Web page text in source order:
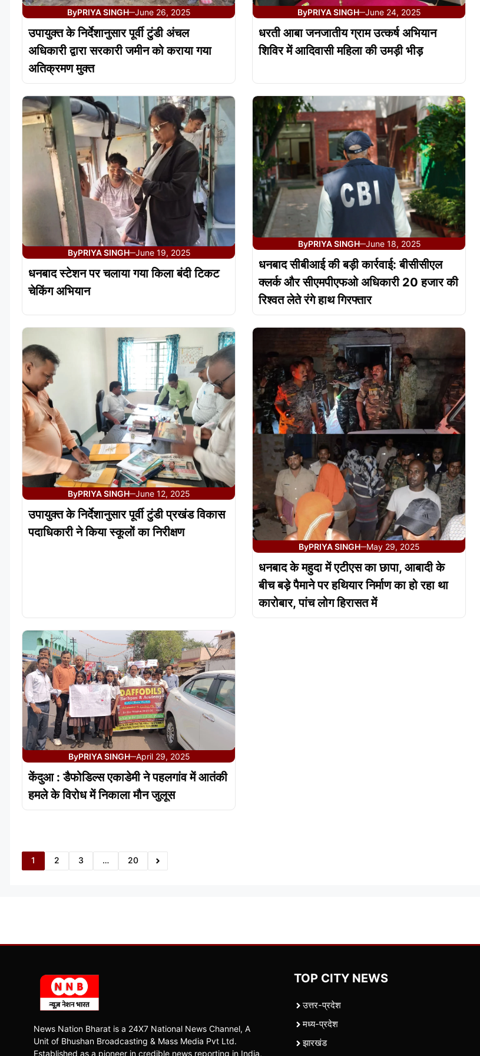
ByPRIYA SINGH—June 26, 2025
उपायुक्त के निर्देशानुसार पूर्वी टुंडी अंचल
अधिकारी द्वारा सरकारी जमीन को कराया गया
अतिक्रमण मुक्त
ByPRIYA SINGH—June 24, 2025
धरती आबा जनजातीय ग्राम उत्कर्ष अभियान
शिविर में आदिवासी महिला की उमड़ी भीड़
ByPRIYA SINGH—June 19, 2025
धनबाद स्टेशन पर चलाया गया किला बंदी टिकट
चेकिंग अभियान
ByPRIYA SINGH—June 18, 2025
धनबाद सीबीआई की बड़ी कार्रवाई: बीसीसीएल
क्लर्क और सीएमपीएफओ अधिकारी 20 हजार की
रिश्वत लेते रंगे हाथ गिरफ्तार
ByPRIYA SINGH—June 12, 2025
उपायुक्त के निर्देशानुसार पूर्वी टुंडी प्रखंड विकास
पदाधिकारी ने किया स्कूलों का निरीक्षण
ByPRIYA SINGH—May 29, 2025
धनबाद के महुदा में एटीएस का छापा, आबादी के
बीच बड़े पैमाने पर हथियार निर्माण का हो रहा था
कारोबार, पांच लोग हिरासत में
ByPRIYA SINGH—April 29, 2025
केंदुआ : डैफोडिल्स एकाडेमी ने पहलगांव में आतंकी
हमले के विरोध में निकाला मौन जुलूस
1 2 3 … 20
News Nation Bharat is a 24X7 National News Channel, A
Unit of Bhushan Broadcasting & Mass Media Pvt Ltd.
Established as a pioneer in credible news reporting in India,
TOP CITY NEWS
उत्तर-प्रदेश
मध्य-प्रदेश
झारखंड